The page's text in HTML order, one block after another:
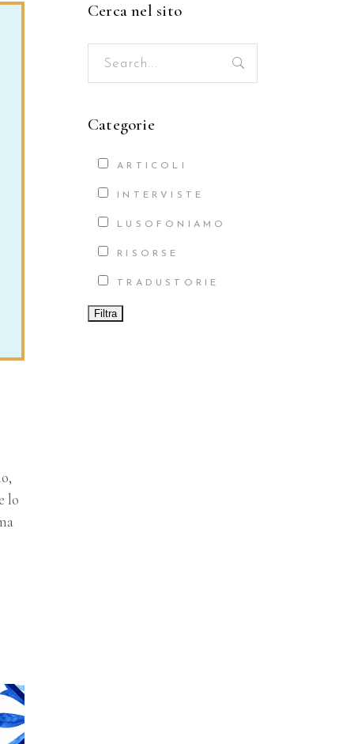
lo
Cerca nel sito
Search
Categorie
ARTICOLI
INTERVISTE
LUSOFONIAMO
RISORSE
TRADUSTORIE